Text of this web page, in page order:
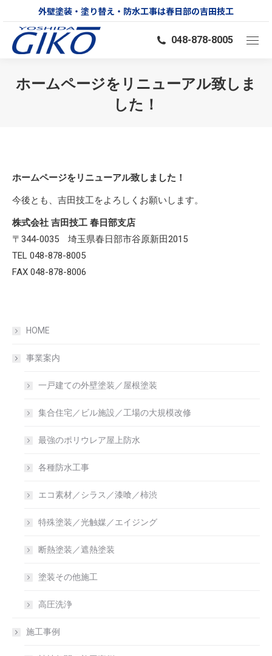
外壁塗装・塗り替え・防水工事は春日部の吉田技工
048-878-8005
ホームページをリニューアル致しま
した！
ホームページをリニューアル致しました！
今後とも、吉田技工をよろしくお願いします。
株式会社 吉田技工 春日部支店
〒344-0035 埼玉県春日部市谷原新田2015
TEL 048-878-8005
FAX 048-878-8006
HOME
事業案内
一戸建ての外壁塗装／屋根塗装
集合住宅／ビル施設／工場の大規模改修
最強のポリウレア屋上防水
各種防水工事
エコ素材／シラス／漆喰／柿渋
特殊塗装／光触媒／エイジング
断熱塗装／遮熱塗装
塗装その他施工
高圧洗浄
施工事例